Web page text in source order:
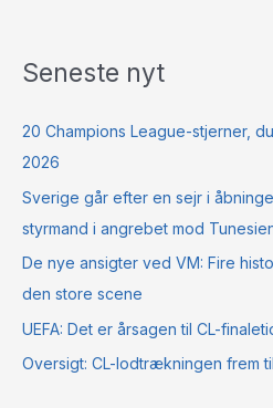
Seneste nyt
20 Champions League-stjerner,
2026
Sverige går efter en sejr i
styrmand i angrebet mod
De nye ansigter ved VM: Fire
den store scene
UEFA: Det er årsagen til CL-
Oversigt: CL-lodtrækningen frem